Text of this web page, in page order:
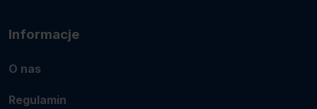
Informacje
O nas
Regulamin